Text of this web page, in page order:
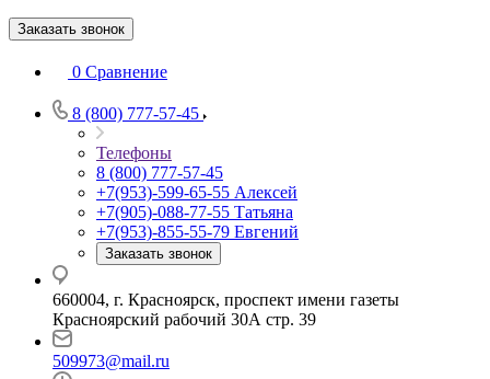
Заказать звонок
0 Сравнение
8 (800) 777-57-45
Телефоны
8 (800) 777-57-45
+7(953)-599-65-55 Алексей
+7(905)-088-77-55 Татьяна
+7(953)-855-55-79 Евгений
Заказать звонок
660004, г. Красноярск, проспект имени газеты
Красноярский рабочий 30А стр. 39
509973@mail.ru